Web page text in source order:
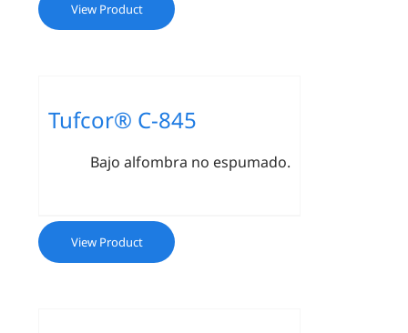
View Product
Tufcor® C-845
Bajo alfombra no espumado.
View Product